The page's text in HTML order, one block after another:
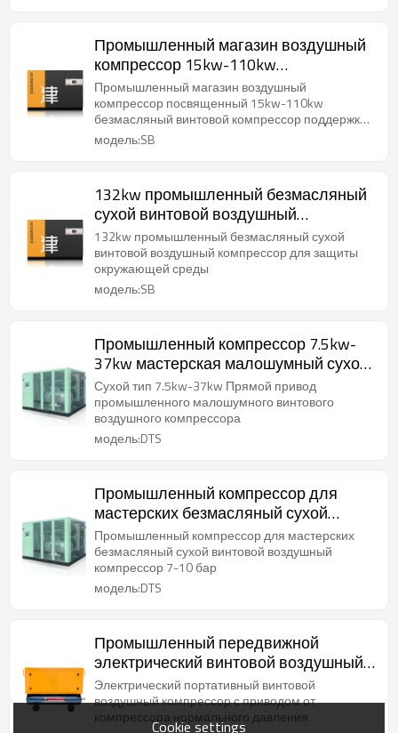
Промышленный магазин воздушный
компрессор 15kw-110kw
безмасляный винтовой компрессор
поддержка OEM
Промышленный магазин воздушный
компрессор посвященный 15kw-110kw
безмасляный винтовой компрессор поддержка
OEM
модель:SB
132kw промышленный безмасляный
сухой винтовой воздушный
компрессор для защиты окружающей
среды
132kw промышленный безмасляный сухой
винтовой воздушный компрессор для защиты
окружающей среды
модель:SB
Промышленный компрессор 7.5kw-
37kw мастерская малошумный сухой
винтовой воздушный компрессор
Сухой тип 7.5kw-37kw Прямой привод
промышленного малошумного винтового
воздушного компрессора
модель:DTS
Промышленный компрессор для
мастерских безмасляный сухой
винтовой воздушный компрессор 7-
10 бар
Промышленный компрессор для мастерских
безмасляный сухой винтовой воздушный
компрессор 7-10 бар
модель:DTS
Промышленный передвижной
электрический винтовой воздушный
компрессор Атмосферный
компрессор
Электрический портативный винтовой
воздушный компрессор с приводом от
компрессора нормального давления
Cookie settings